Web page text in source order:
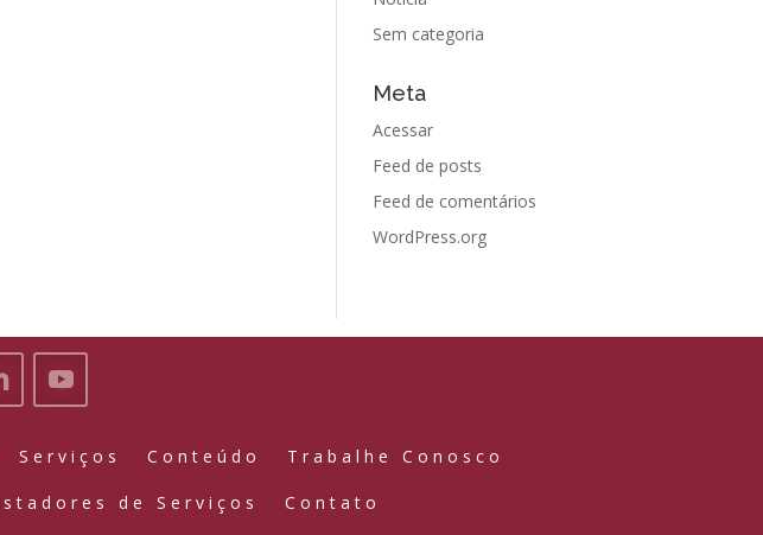
Sem categoria
Meta
Acessar
Feed de posts
Feed de comentários
WordPress.org
Serviços Conteúdo Trabalhe Conosco
de Serviços Contato